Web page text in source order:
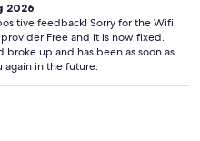
2026
feedback! Sorry for the Wifi,
Free and it is now fixed.
up and has been as soon as
again in the future.